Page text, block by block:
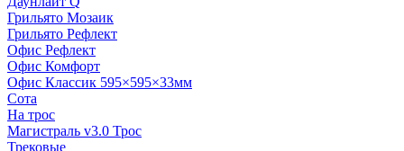
Грильято Мозаик
Грильято Рефлект
Офис Рефлект
Офис Комфорт
Офис Классик 595×595×33мм
Сота
На трос
Магистраль v3.0 Трос
Трековые